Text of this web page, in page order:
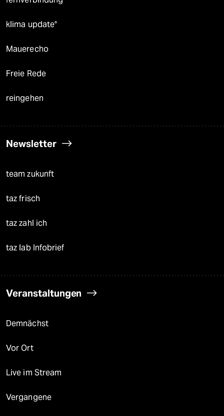
klima update°
Mauerecho
Freie Rede
reingehen
Newsletter
team zukunft
taz frisch
taz zahl ich
taz lab Infobrief
Veranstaltungen
Demnächst
Vor Ort
Live im Stream
Vergangene